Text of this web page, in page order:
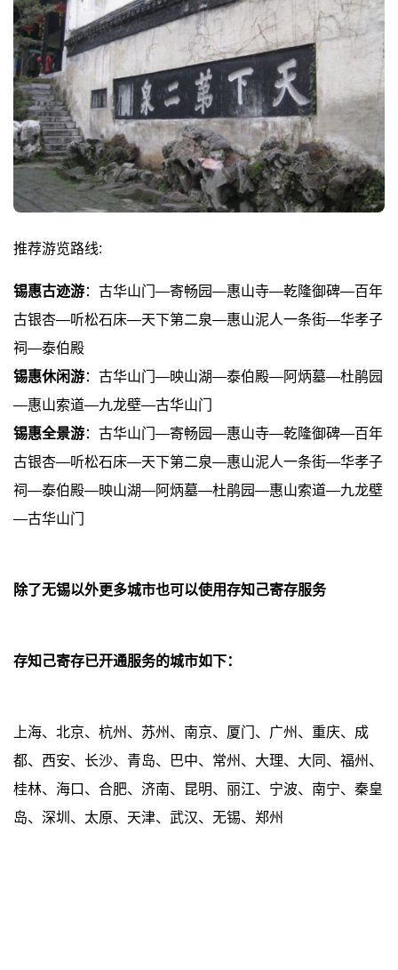
推荐游览路线:
锡惠古迹游：古华山门—寄畅园—惠山寺—乾隆御碑—百年
古银杏—听松石床—天下第二泉—惠山泥人一条街—华孝子
祠—泰伯殿
锡惠休闲游：古华山门—映山湖—泰伯殿—阿炳墓—杜鹃园
—惠山索道—九龙壁—古华山门
锡惠全景游：古华山门—寄畅园—惠山寺—乾隆御碑—百年
古银杏—听松石床—天下第二泉—惠山泥人一条街—华孝子
祠—泰伯殿—映山湖—阿炳墓—杜鹃园—惠山索道—九龙壁
—古华山门
除了无锡以外更多城市也可以使用存知己寄存服务
存知己寄存已开通服务的城市如下：
上海、北京、杭州、苏州、南京、厦门、广州、重庆、成
都、西安、长沙、青岛、巴中、常州、大理、大同、福州、
桂林、海口、合肥、济南、昆明、丽江、宁波、南宁、秦皇
岛、深圳、太原、天津、武汉、无锡、郑州